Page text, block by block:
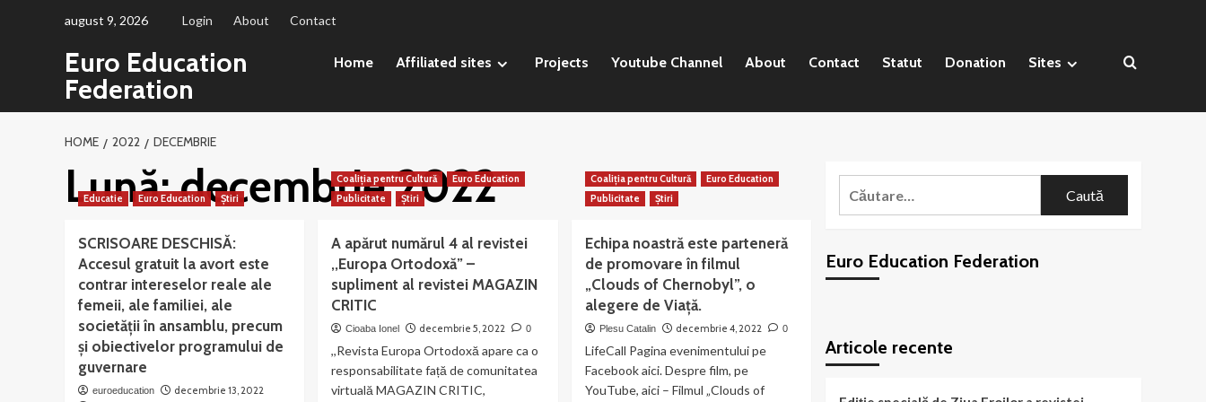
august 9, 2026 Login About Contact
Euro Education
Federation
Home Affiliated sites Projects Youtube Channel About Contact Statut Donation Sites
HOME 2022 DECEMBRIE
Lună:decembrie 2022
Educatie Euro Education Știri
SCRISOARE DESCHISĂ:
Accesul gratuit la avort este
contrar intereselor reale ale
femeii, ale familiei, ale
societății în ansamblu, precum
și obiectivelor programului de
guvernare
euroeducation decembrie 13, 2022
Coaliția pentru Cultură
Euro Education
Publicitate
Știri
A apărut numărul 4 al revistei
,,Europa Ortodoxă” –
supliment al revistei MAGAZIN
CRITIC
Cioaba Ionel decembrie 5, 2022 0
,,Revista Europa Ortodoxă apare ca o
responsabilitate față de comunitatea
virtuală MAGAZIN CRITIC,
Coaliția pentru Cultură
Euro Education
Publicitate
Știri
Echipa noastră este parteneră
de promovare în filmul
„Clouds of Chernobyl”, o
alegere de Viață.
Plesu Catalin decembrie 4, 2022 0
LifeCall Pagina evenimentului pe
Facebook aici. Despre film, pe
YouTube, aici – Filmul „Clouds of
Caută
Euro Education Federation
Articole recente